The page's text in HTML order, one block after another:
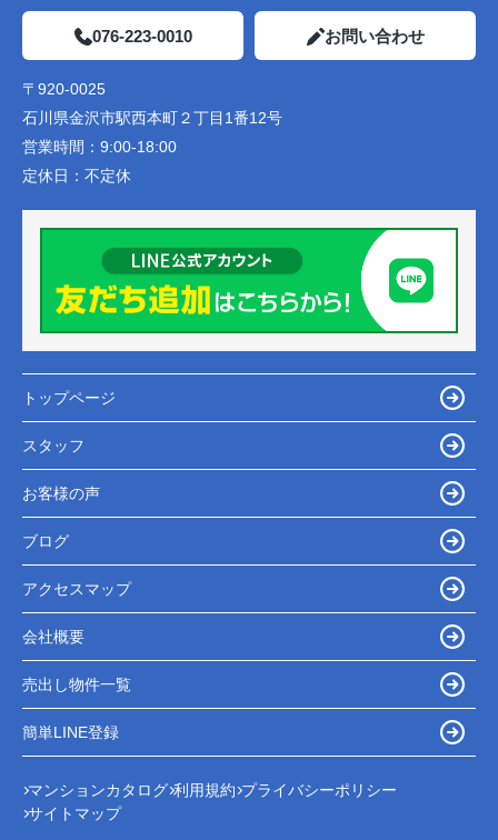
076-223-0010 お問い合わせ
〒920-0025
石川県金沢市駅西本町２丁目1番12号
営業時間： 9:00-18:00
定休日： 不定休
トップページ
スタッフ
お客様の声
ブログ
アクセスマップ
会社概要
売出し物件一覧
簡単LINE登録
マンションカタログ 利用規約 プライバシーポリシー
サイトマップ